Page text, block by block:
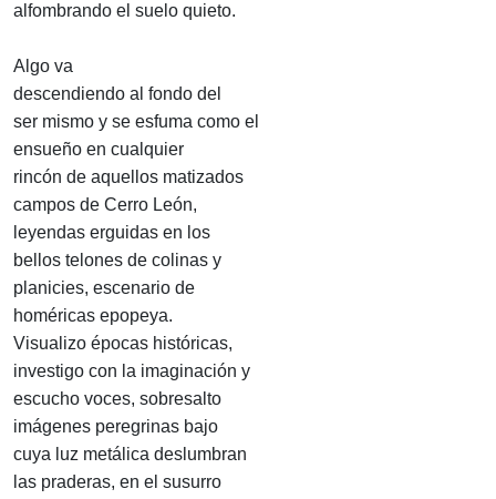
alfombrando el suelo quieto.
Algo va
descendiendo al fondo del
ser mismo y se esfuma como el
ensueño en cualquier
rincón de aquellos matizados
campos de Cerro León,
leyendas erguidas en los
bellos telones de colinas y
planicies, escenario de
homéricas epopeya.
Visualizo épocas históricas,
investigo con la imaginación y
escucho voces, sobresalto
imágenes peregrinas bajo
cuya luz metálica deslumbran
las praderas, en el susurro